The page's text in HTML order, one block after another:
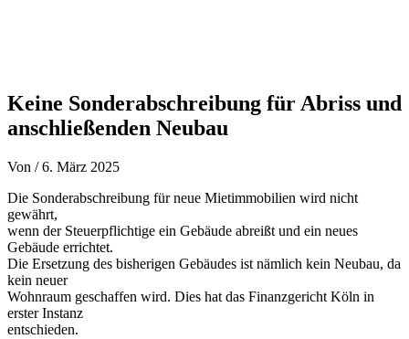
Keine Sonderabschreibung für Abriss und
anschließenden Neubau
Von /6. März 2025
Die Sonderabschreibung für neue Mietimmobilien wird nicht
gewährt,
wenn der Steuerpflichtige ein Gebäude abreißt und ein neues
Gebäude errichtet.
Die Ersetzung des bisherigen Gebäudes ist nämlich kein Neubau, da
kein neuer
Wohnraum geschaffen wird. Dies hat das Finanzgericht Köln in
erster Instanz
entschieden.